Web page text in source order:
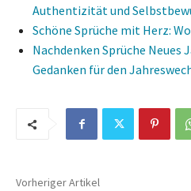
Authentizität und
Schöne Sprüche mit Herz:
Nachdenken Sprüche Neues
Gedanken für den
Vorheriger Artikel